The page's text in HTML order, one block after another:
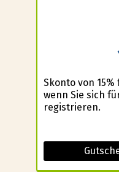
Skonto von
wenn Sie sich
registrieren.